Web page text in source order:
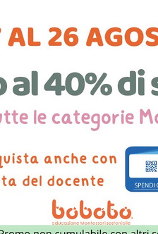
e stabile” , l’asservimento
delle finalità della guerra fa
la vera pace”. (ivi, p. 6)
senso stretto di <<evitare le
. (ivi, p. XI).
Montessori, era un mezzo,
personale,parte
tanto quanto la
che rifiutasse o
consapevole che,“a questa
verso le nuove